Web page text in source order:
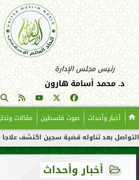
رئيس مجلس الإدارة
د. محمد أسامة هارون
أخبار وأحداث صوت فلسطين مقالات
تناوله قضية سجين اكتشف علاجا مهما
أخبار وأحداث